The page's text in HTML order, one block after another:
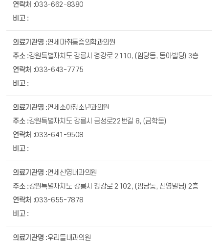
033-662-8380
연세마취통증의학과의원
강원특별자치도 강릉시 경강로 2110, (임당동, 동아빌딩) 3층
033-643-7775
연세소아청소년과의원
강원특별자치도 강릉시 금성로22번길 8, (금학동)
033-641-9508
연세신영내과의원
강원특별자치도 강릉시 경강로 2102, (임당동, 신영빌딩) 2층
033-655-7878
우리들내과의원